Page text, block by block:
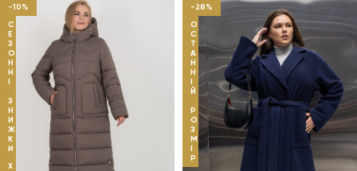
-10%
С
Е
З
О
Н
Н
З
Н
И
Ж
К
И
Х
-28%
О
С
Т
А
Н
Н
Й
Р
О
З
М
Р